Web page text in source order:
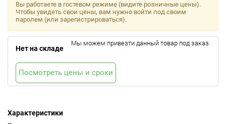
Характеристики
Вы работаете в гостевом режиме (видите розничные цены).
Чтобы увидеть свои цены, вам нужно войти под своим
паролем (или зарегистрироваться).
Нет на складе
Мы можем привезти данный товар под заказ.
Посмотреть цены и сроки